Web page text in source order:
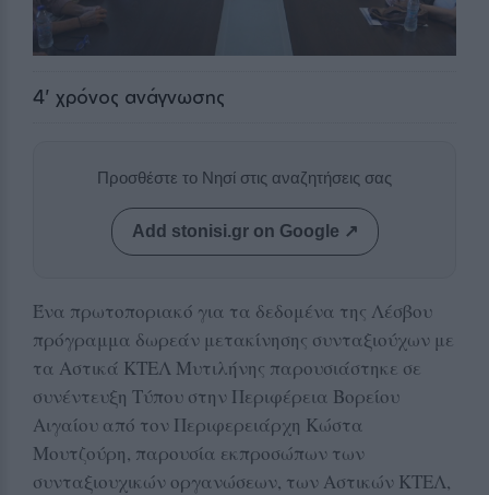
4' χρόνος ανάγνωσης
Προσθέστε το Νησί στις αναζητήσεις σας
Add stonisi.gr on Google ↗
Ένα πρωτοποριακό για τα δεδομένα της Λέσβου
πρόγραμμα δωρεάν μετακίνησης συνταξιούχων με
τα Αστικά ΚΤΕΛ Μυτιλήνης παρουσιάστηκε σε
συνέντευξη Τύπου στην Περιφέρεια Βορείου
Αιγαίου από τον Περιφερειάρχη Κώστα
Μουτζούρη, παρουσία εκπροσώπων των
συνταξιουχικών οργανώσεων, των Αστικών ΚΤΕΛ,